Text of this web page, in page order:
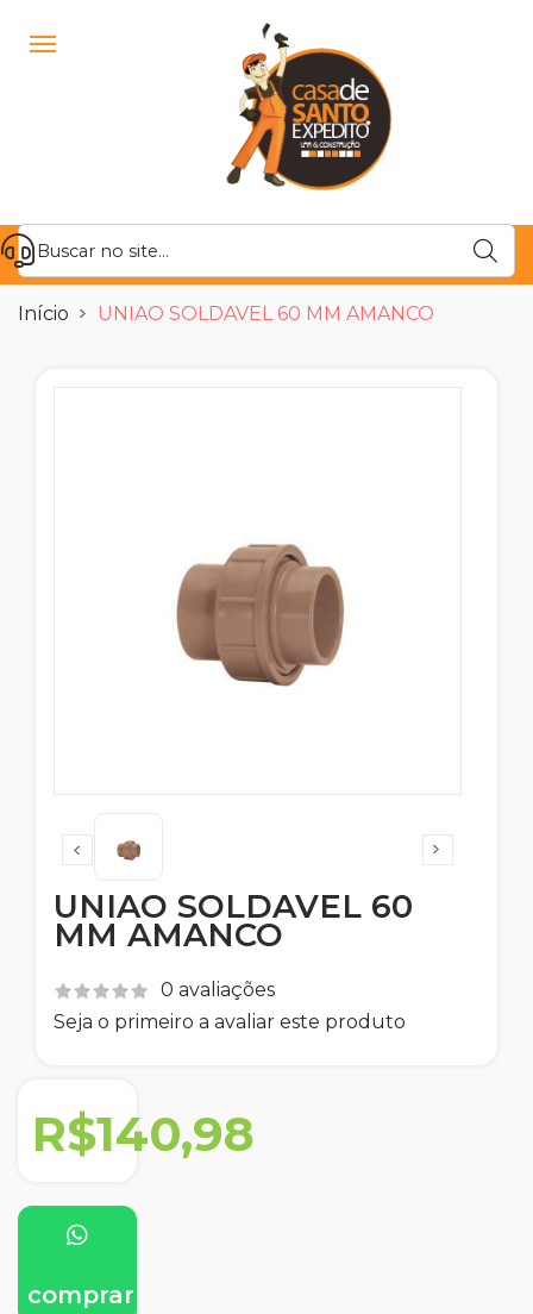
Início UNIAO SOLDAVEL 60 MM AMANCO
UNIAO SOLDAVEL 60
MM AMANCO
0 avaliações
Seja o primeiro a avaliar este produto
R$140,98
comprar